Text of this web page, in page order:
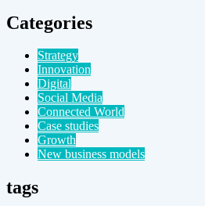
Categories
Strategy
Innovation
Digital
Social Media
Connected World
Case studies
Growth
New business models
tags